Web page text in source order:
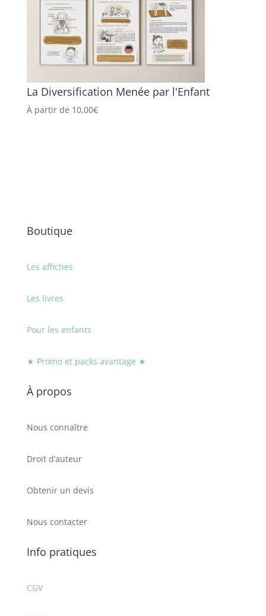
La Diversification Menée par l'Enfant
À partir de 10,00€
Boutique
Les affiches
Les livres
Pour les enfants
★ Promo et packs avantage ★
À propos
Nous connaître
Droit d’auteur
Obtenir un devis
Nous contacter
Info pratiques
CGV